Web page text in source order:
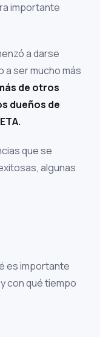
importante
a darse
a ser mucho más
de otros
dueños de
que se
algunas
es importante
con qué tiempo